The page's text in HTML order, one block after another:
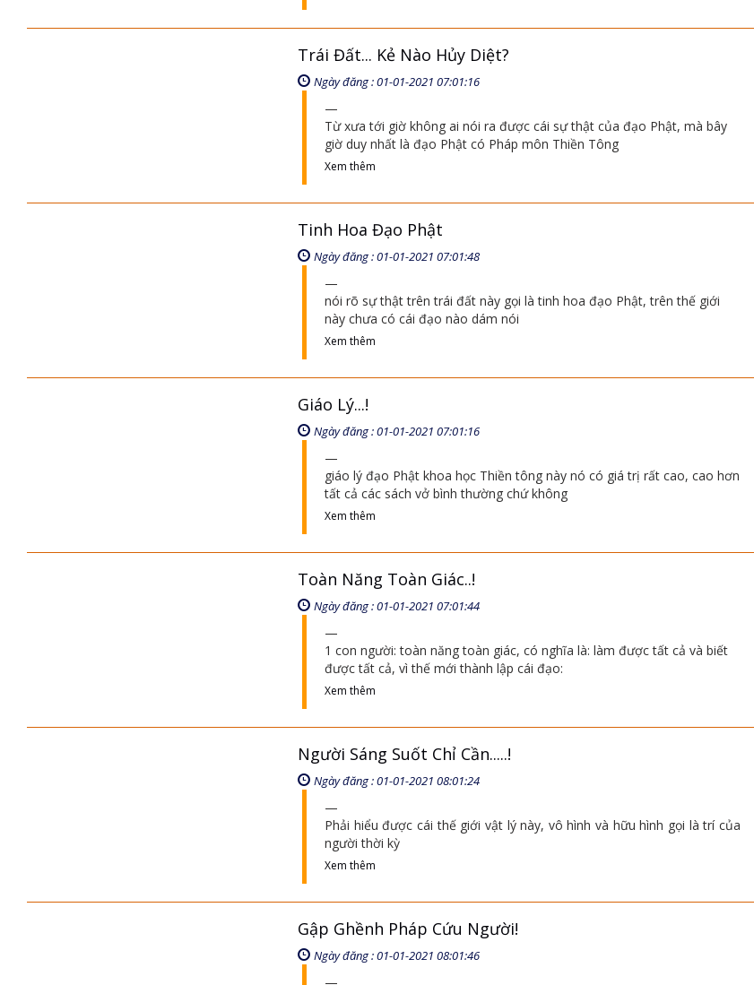
Trái Đất... Kẻ Nào Hủy Diệt?
Ngày đăng : 01-01-2021 07:01:16
Từ xưa tới giờ không ai nói ra được cái sự thật của đạo Phật, mà bây
giờ duy nhất là đạo Phật có Pháp môn Thiền Tông
Xem thêm
Tinh Hoa Đạo Phật
Ngày đăng : 01-01-2021 07:01:48
nói rõ sự thật trên trái đất này gọi là tinh hoa đạo Phật, trên thế giới
này chưa có cái đạo nào dám nói
Xem thêm
Giáo Lý...!
Ngày đăng : 01-01-2021 07:01:16
giáo lý đạo Phật khoa học Thiền tông này nó có giá trị rất cao, cao hơn
tất cả các sách vở bình thường chứ không
Xem thêm
Toàn Năng Toàn Giác..!
Ngày đăng : 01-01-2021 07:01:44
1 con người: toàn năng toàn giác, có nghĩa là: làm được tất cả và biết
được tất cả, vì thế mới thành lập cái đạo:
Xem thêm
Người Sáng Suốt Chỉ Cần.....!
Ngày đăng : 01-01-2021 08:01:24
Phải hiểu được cái thế giới vật lý này, vô hình và hữu hình gọi là trí của
người thời kỳ
Xem thêm
Gập Ghềnh Pháp Cứu Người!
Ngày đăng : 01-01-2021 08:01:46